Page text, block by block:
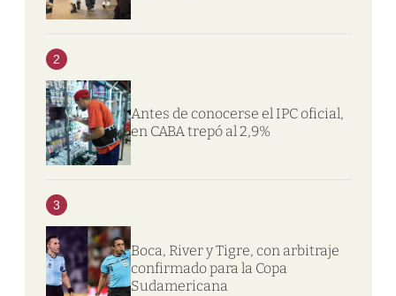
2
Antes de conocerse el IPC oficial,
en CABA trepó al 2,9%
3
Boca, River y Tigre, con arbitraje
confirmado para la Copa
Sudamericana